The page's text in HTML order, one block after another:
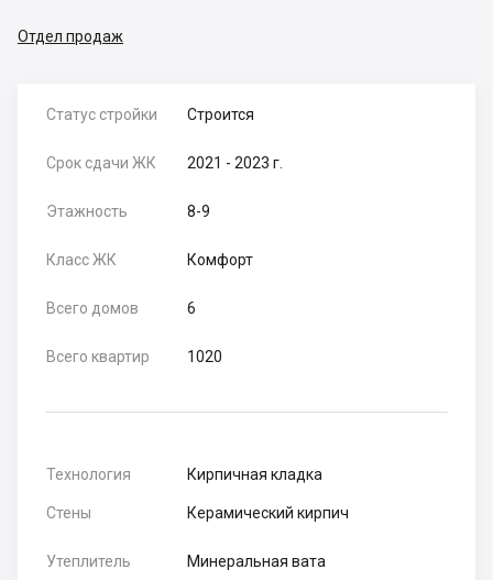
Отдел продаж
Статус стройки Строится
Срок сдачи ЖК 2021 - 2023 г.
Этажность 8-9
Класс ЖК Комфорт
Всего домов 6
Всего квартир 1020
Технология Кирпичная кладка
Стены Керамический кирпич
Утеплитель Минеральная вата